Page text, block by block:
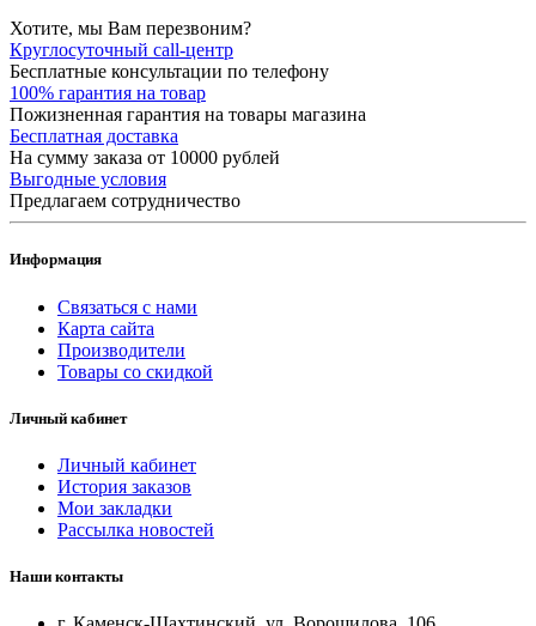
Хотите, мы Вам перезвоним?
Круглосуточный call-центр
Бесплатные консультации по телефону
100% гарантия на товар
Пожизненная гарантия на товары магазина
Бесплатная доставка
На сумму заказа от 10000 рублей
Выгодные условия
Предлагаем сотрудничество
Информация
Связаться с нами
Карта сайта
Производители
Товары со скидкой
Личный кабинет
Личный кабинет
История заказов
Мои закладки
Рассылка новостей
Наши контакты